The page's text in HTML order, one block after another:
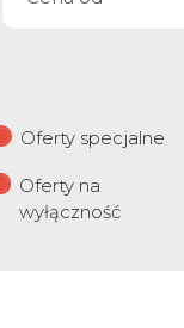
Oferty specjalne
Oferty na
wyłączność